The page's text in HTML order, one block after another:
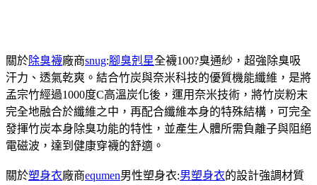
關於除臭襪廠商snug:腳臭剋星全襪100?臭通紗，超強除臭吸
汗力、透氣乾爽。結合竹炭與奈米科技的優質機能纖維，是將
孟宗竹經過1000度C高溫炭化後，運用奈米技術，將竹炭粉末
完全地融合於纖維之中，再配合纖維本身的特殊結構，可完全
發揮竹炭本身除臭功能的特性，並產生人體所需負離子與阻絕
電磁波，達到健康穿襪的舒適。
關於塑身衣廠商equmen男性塑身衣:男塑身衣的設計強調材質